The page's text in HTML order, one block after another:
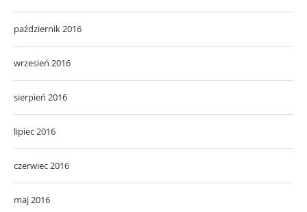
październik 2016
wrzesień 2016
sierpień 2016
lipiec 2016
czerwiec 2016
maj 2016